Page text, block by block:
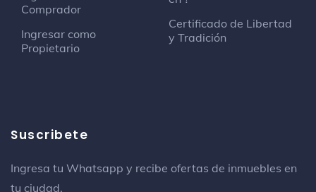
Comprador
Ingresar como
Propietario
Certificado de Libertad
y Tradición
Suscribete
Ingresa tu Whatsapp y recibe ofertas de inmuebles en
tu ciudad.